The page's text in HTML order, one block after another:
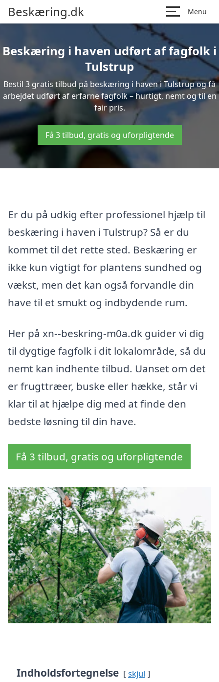
Beskæring.dk Menu
Beskæring i haven udført af fagfolk i
Tulstrup
Bestil 3 gratis tilbud på beskæring i haven i Tulstrup og få
arbejdet udført af erfarne fagfolk – hurtigt, nemt og til en
fair pris.
Få 3 tilbud, gratis og uforpligtende
Er du på udkig efter professionel hjælp til
beskæring i haven i Tulstrup? Så er du
kommet til det rette sted. Beskæring er
ikke kun vigtigt for plantens sundhed og
vækst, men det kan også forvandle din
have til et smukt og indbydende rum.
Her på xn--beskring-m0a.dk guider vi dig
til dygtige fagfolk i dit lokalområde, så du
nemt kan indhente tilbud. Uanset om det
er frugttræer, buske eller hække, står vi
klar til at hjælpe dig med at finde den
bedste løsning til din have.
Få 3 tilbud, gratis og uforpligtende
Indholdsfortegnelse skjul